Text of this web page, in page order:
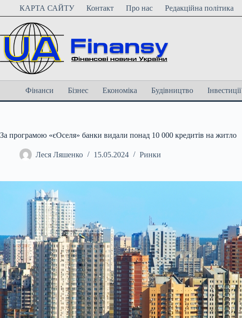
ПерейтиКАРТА САЙТУ Контакт Про нас Редакційна політика
Фінанси Бізнес Економіка Будівництво Інвестиції
За програмою «єОселя» банки видали понад 10 000 кредитів на житло
Леся Ляшенко 15.05.2024 Ринки